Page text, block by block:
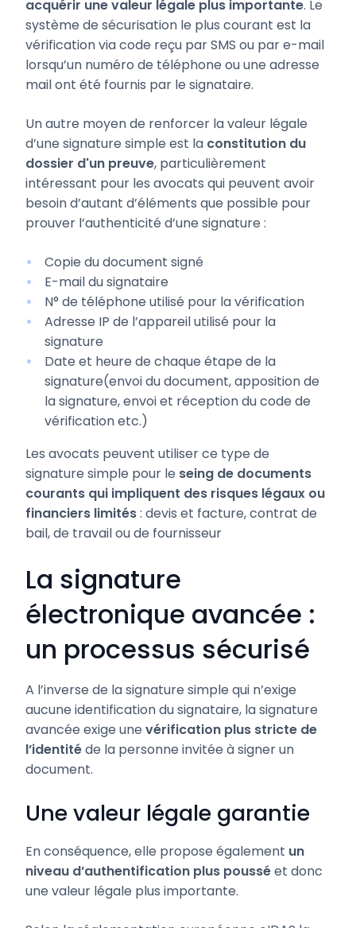
acquérir une valeur légale plus importante. Le
système de sécurisation le plus courant est la
vérification via code reçu par SMS ou par e-mail
lorsqu’un numéro de téléphone ou une adresse
mail ont été fournis par le signataire.
Un autre moyen de renforcer la valeur légale
d’une signature simple est la constitution du
dossier d'un preuve, particulièrement
intéressant pour les avocats qui peuvent avoir
besoin d’autant d’éléments que possible pour
prouver l’authenticité d’une signature :
Copie du document signé
E-mail du signataire
N° de téléphone utilisé pour la vérification
Adresse IP de l’appareil utilisé pour la
signature
Date et heure de chaque étape de la
signature(envoi du document, apposition de
la signature, envoi et réception du code de
vérification etc.)
Les avocats peuvent utiliser ce type de
signature simple pour le seing de documents
courants qui impliquent des risques légaux ou
financiers limités: devis et facture, contrat de
bail, de travail ou de fournisseur
La signature
électronique avancée :
un processus sécurisé
A l’inverse de la signature simple qui n’exige
aucune identification du signataire, la signature
avancée exige une vérification plus stricte de
l’identitéde la personne invitée à signer un
document.
Une valeur légale garantie
En conséquence, elle propose également un
niveau d’authentification plus pousséet donc
une valeur légale plus importante.